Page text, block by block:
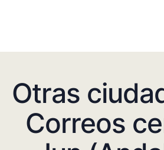
Otras
Correos